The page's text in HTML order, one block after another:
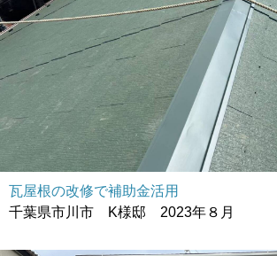
瓦屋根の改修で補助金活用
千葉県市川市 K様邸 2023年８月